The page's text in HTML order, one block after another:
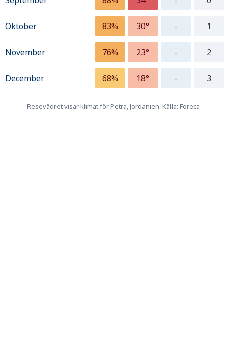
Oktober 83% 30° - 1
November 76% 23° - 2
December 68% 18° - 3
Resevädret visar klimat för Petra, Jordanien. Källa: Foreca.